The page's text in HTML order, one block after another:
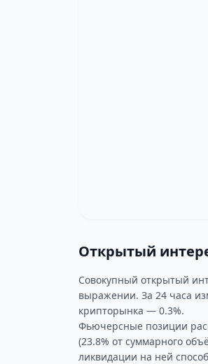
Открытый
Совокупный открытый
выражении. За 24 часа
крипторынка — 0.3%.
Фьючерсные позиции
(23.8% от суммарного
ликвидации на ней